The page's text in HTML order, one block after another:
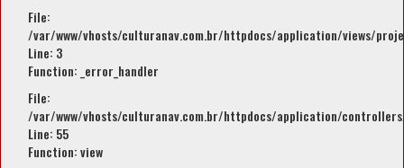
File:
/var/www/vhosts/culturanav.com.br/httpdocs/application/views/
Line: 3
Function: _error_handler
File:
/var/www/vhosts/culturanav.com.br/httpdocs/application/
Line: 55
Function: view